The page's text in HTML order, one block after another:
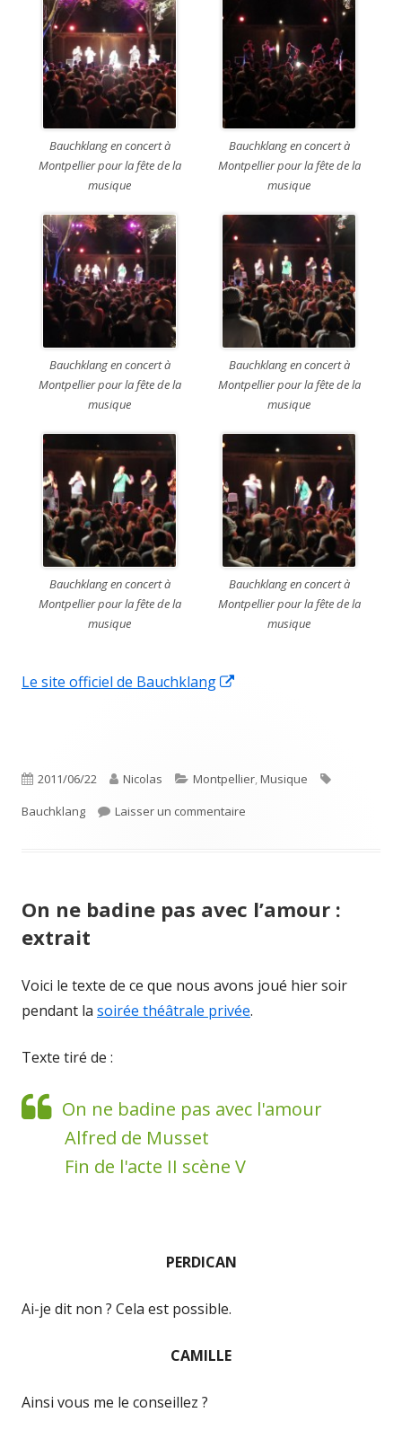
Bauchklang en concert à
Montpellier pour la fête de la
musique
Bauchklang en concert à
Montpellier pour la fête de la
musique
Bauchklang en concert à
Montpellier pour la fête de la
musique
Bauchklang en concert à
Montpellier pour la fête de la
musique
Bauchklang en concert à
Montpellier pour la fête de la
musique
Bauchklang en concert à
Montpellier pour la fête de la
musique
Le site officiel de Bauchklang
fenêtre
Publié
le
2011/06/22 Auteur
Nicolas Catégories
Montpellier,Musique
Bauchklang Laisser un commentaire
On ne badine pas avec l’amour :
extrait
Voici le texte de ce que nous avons joué hier soir
pendant la soirée théâtrale privée.
Texte tiré de :
On ne badine pas avec l'amour
Alfred de Musset
Fin de l'acte II scène V
PERDICAN
Ai-je dit non ? Cela est possible.
CAMILLE
Ainsi vous me le conseillez ?